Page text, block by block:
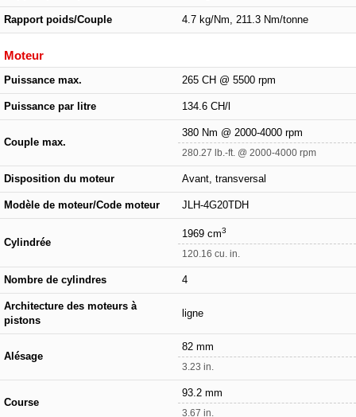
Rapport poids/Couple 4.7 kg/Nm, 211.3 Nm/tonne
Moteur
Puissance max. 265 CH @ 5500 rpm
Puissance par litre 134.6 CH/l
Couple max.
380 Nm @ 2000-4000 rpm
280.27 lb.-ft. @ 2000-4000 rpm
Disposition du moteur Avant, transversal
Modèle de moteur/Code moteur JLH-4G20TDH
Cylindrée
1969 cm3
120.16 cu. in.
Nombre de cylindres 4
Architecture des moteurs à
pistons
ligne
Alésage
82 mm
3.23 in.
Course
93.2 mm
3.67 in.